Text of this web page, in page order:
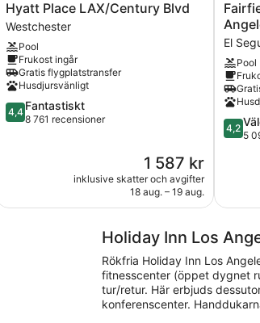
Hyatt
Place
LAX/Century
Blvd
Westchester
Hyatt Place LAX/Century Blvd
Westchester
Pool
Frukost ingår
Gratis flygplatstransfer
Husdjursvänligt
4.4
av
4,4 Fantastiskt
8 761 recensioner
Priset
är
1 587 kr
1 587 kr
inklusive skatter och avgifter
18 aug. – 19 aug.
Inn
&
Suites
Los
LAX/El
El
El
Pool
4.2
av
4,2
5
Holiday Inn Los
Rökfria Holiday Inn Los
fitnesscenter (öppet dygnet
tur/retur. Här erbjuds
konferenscenter.